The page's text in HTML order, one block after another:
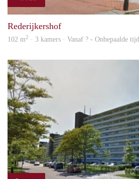
Rederijkershof
102 m2 · 3 kamers · Vanaf ? - Onbepaalde tijd